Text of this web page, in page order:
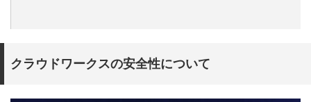
クラウドワークスの安全性について